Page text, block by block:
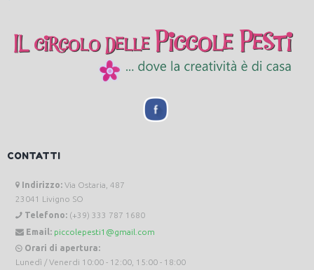
CONTATTI
Indirizzo: Via Ostaria, 487
23041 Livigno SO
Telefono: (+39) 333 787 1680
Email: piccolepesti1@gmail.com
Orari di apertura:
Lunedì / Venerdi 10:00 - 12:00, 15:00 - 18:00